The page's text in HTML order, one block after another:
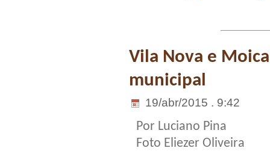
Vila Nova e
municipal
19/abr/2015 . 9:42
Por Luciano Pina
Foto Eliezer Oliveira